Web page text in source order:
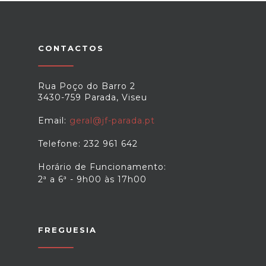
CONTACTOS
Rua Poço do Barro 2
3430-759 Parada, Viseu
Email: geral@jf-parada.pt
Telefone: 232 961 642
Horário de Funcionamento:
2ª a 6ª - 9h00 às 17h00
FREGUESIA